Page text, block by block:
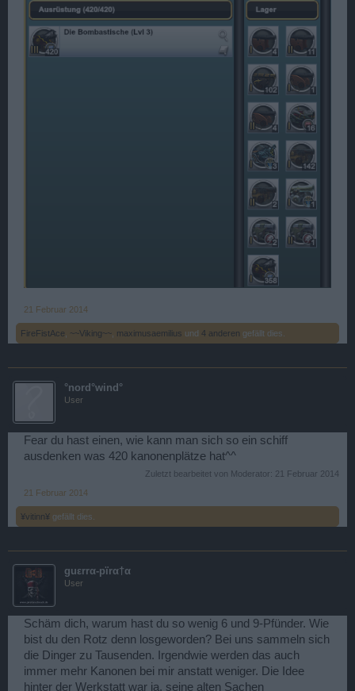
21 Februar 2014
FireFistAce ~~Viking~~ maximusaemilius und 4 anderen gefällt dies.
°nord°wind°
User
Fear du hast einen, wie kann man sich so ein schiff
ausdenken was 420 kanonenplätze hat^^
Zuletzt bearbeitet von Moderator: 21 Februar 2014
21 Februar 2014
¥vitinn¥ gefällt dies.
guεrrα-pïrα†α
User
Schäm dich, warum hast du so wenig 6 und 9-Pfünder. Wie
bist du den Rotz denn losgeworden? Bei uns sammeln sich
die Dinger zu Tausenden. Irgendwie werden das auch
immer mehr Kanonen bei mir anstatt weniger. Die Idee
hinter der Werkstatt war ja, seine alten Sachen